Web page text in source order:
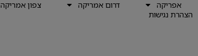
אפריקה דרום אמריקה
צפון אמריקה
הצהרת נגישות